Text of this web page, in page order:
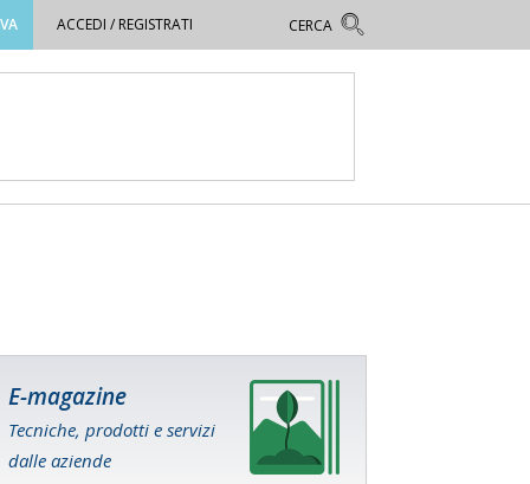
ACCEDI / REGISTRATI
E-magazine
Tecniche, prodotti e servizi
dalle aziende